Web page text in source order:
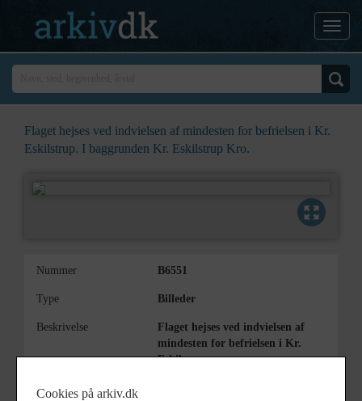
Flaget hejses ved indvielsen af mindesten for befrielsen i Kr.
Eskilstrup. I baggrunden Kr. Eskilstrup Kro.
Nummer B6551
Type Billeder
Beskrivelse
Flaget hejses ved indvielsen af
mindesten for befrielsen i Kr.
Eskilstrup.
Cookies på arkiv.dk